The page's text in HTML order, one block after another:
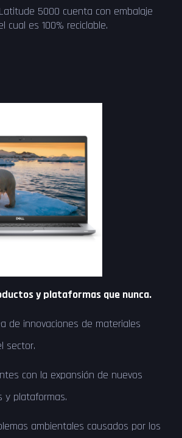
5000 cuenta con embalaje
cual es 100% reciclable.
y plataformas que nunca.
de innovaciones de materiales
sector.
con la expansión de nuevos
y plataformas.
ambientales causados ​​por los